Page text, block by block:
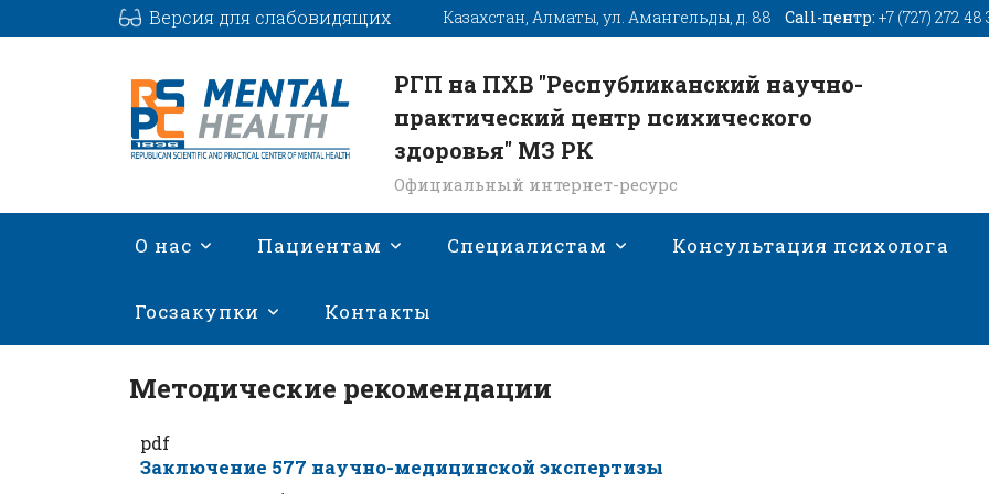
Версия для слабовидящих Казахстан, Алматы, ул. Амангельды, д. 88 Call-центр: +7 (727) 272 48
РГП на ПХВ "Республиканский научно-
практический центр психического
здоровья" МЗ РК
Официальный интернет-ресурс
О нас Пациентам Специалистам Консультация психолога
Госзакупки Контакты
Методические рекомендации
pdf
Заключение 577 научно-медицинской экспертизы